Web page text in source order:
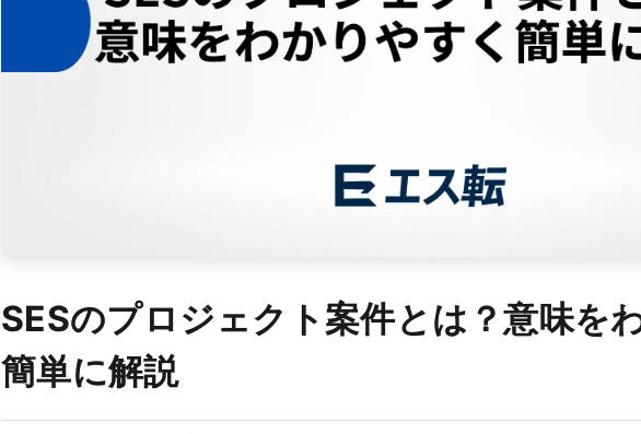
SESのプロジェクト案件とは？意味を
簡単に解説